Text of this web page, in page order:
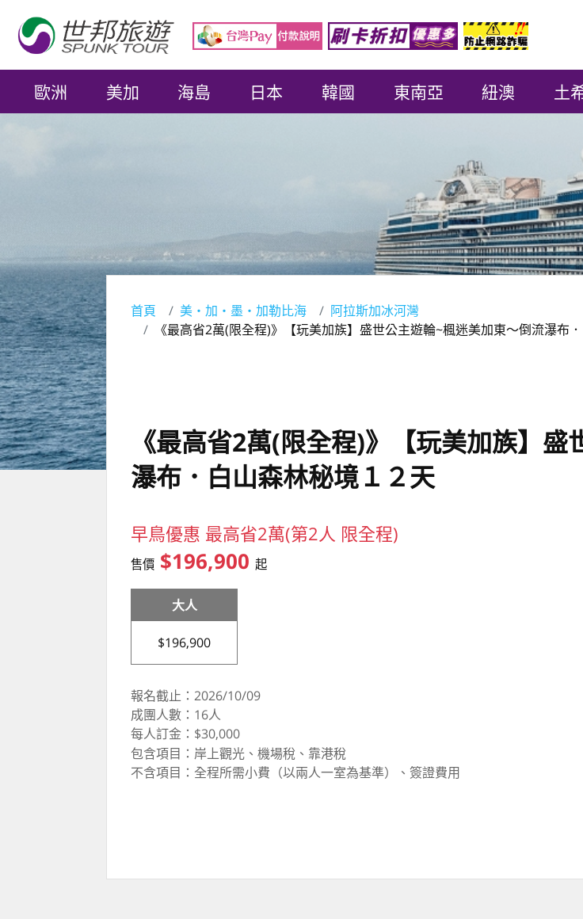
歐洲 美加 海島 日本 韓國 東南亞 紐澳 土
首頁 美‧加‧墨‧加勒比海
阿拉斯加冰河灣
《最高省2萬(限全程)》【玩美加族】盛世公主遊輪~楓迷美加東～倒流瀑布
《最高省2萬(限全程)》【玩美加族】
瀑布．白山森林秘境１２天
早鳥優惠 最高省2萬(第2人 限全程)
售價 $196,900起
大人
$196,900
報名截止：2026/10/09
成團人數：16人
每人訂金：$30,000
包含項目：岸上觀光、機場稅、靠港稅
不含項目：全程所需小費（以兩人一室為基準）、簽證費用